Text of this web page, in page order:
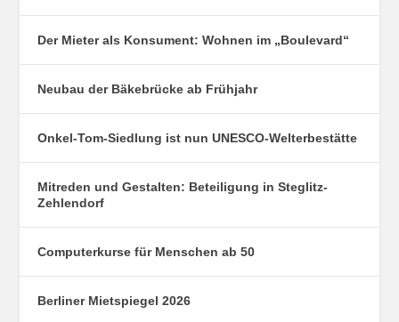
Der Mieter als Konsument: Wohnen im „Boulevard“
Neubau der Bäkebrücke ab Frühjahr
Onkel-Tom-Siedlung ist nun UNESCO-Welterbestätte
Mitreden und Gestalten: Beteiligung in Steglitz-
Zehlendorf
Computerkurse für Menschen ab 50
Berliner Mietspiegel 2026